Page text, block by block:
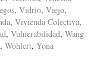
, Vidrio, Viejo,
, Vivienda Colectiva,
, Vulnerabilidad, Wang
, Wohlert, Yona